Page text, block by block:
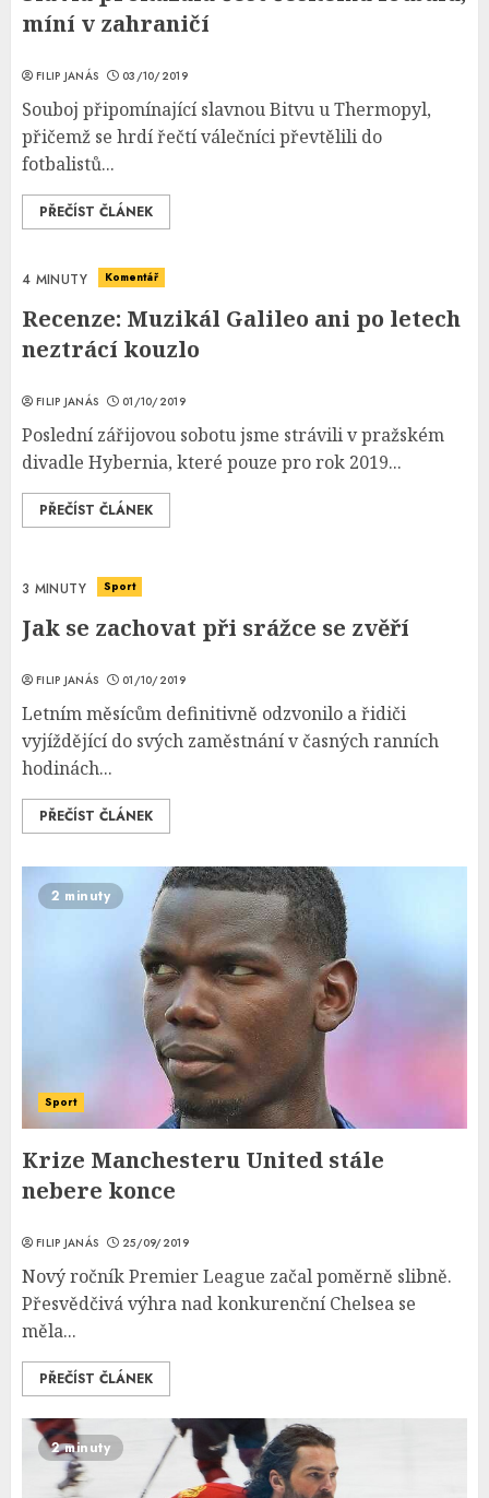
míní v zahraničí
FILIP JANÁS 03/10/2019
Souboj připomínající slavnou Bitvu u Thermopyl,
přičemž se hrdí řečtí válečníci převtělili do
fotbalistů...
PŘEČÍST ČLÁNEK
4 MINUTY Komentář
Recenze: Muzikál Galileo ani po letech
neztrácí kouzlo
FILIP JANÁS 01/10/2019
Poslední zářijovou sobotu jsme strávili v pražském
divadle Hybernia, které pouze pro rok 2019...
PŘEČÍST ČLÁNEK
3 MINUTY Sport
Jak se zachovat při srážce se zvěří
FILIP JANÁS 01/10/2019
Letním měsícům definitivně odzvonilo a řidiči
vyjíždějící do svých zaměstnání v časných ranních
hodinách...
PŘEČÍST ČLÁNEK
2 minuty
Sport
Krize Manchesteru United stále
nebere konce
FILIP JANÁS 25/09/2019
Nový ročník Premier League začal poměrně slibně.
Přesvědčivá výhra nad konkurenční Chelsea se
měla...
PŘEČÍST ČLÁNEK
2 minuty